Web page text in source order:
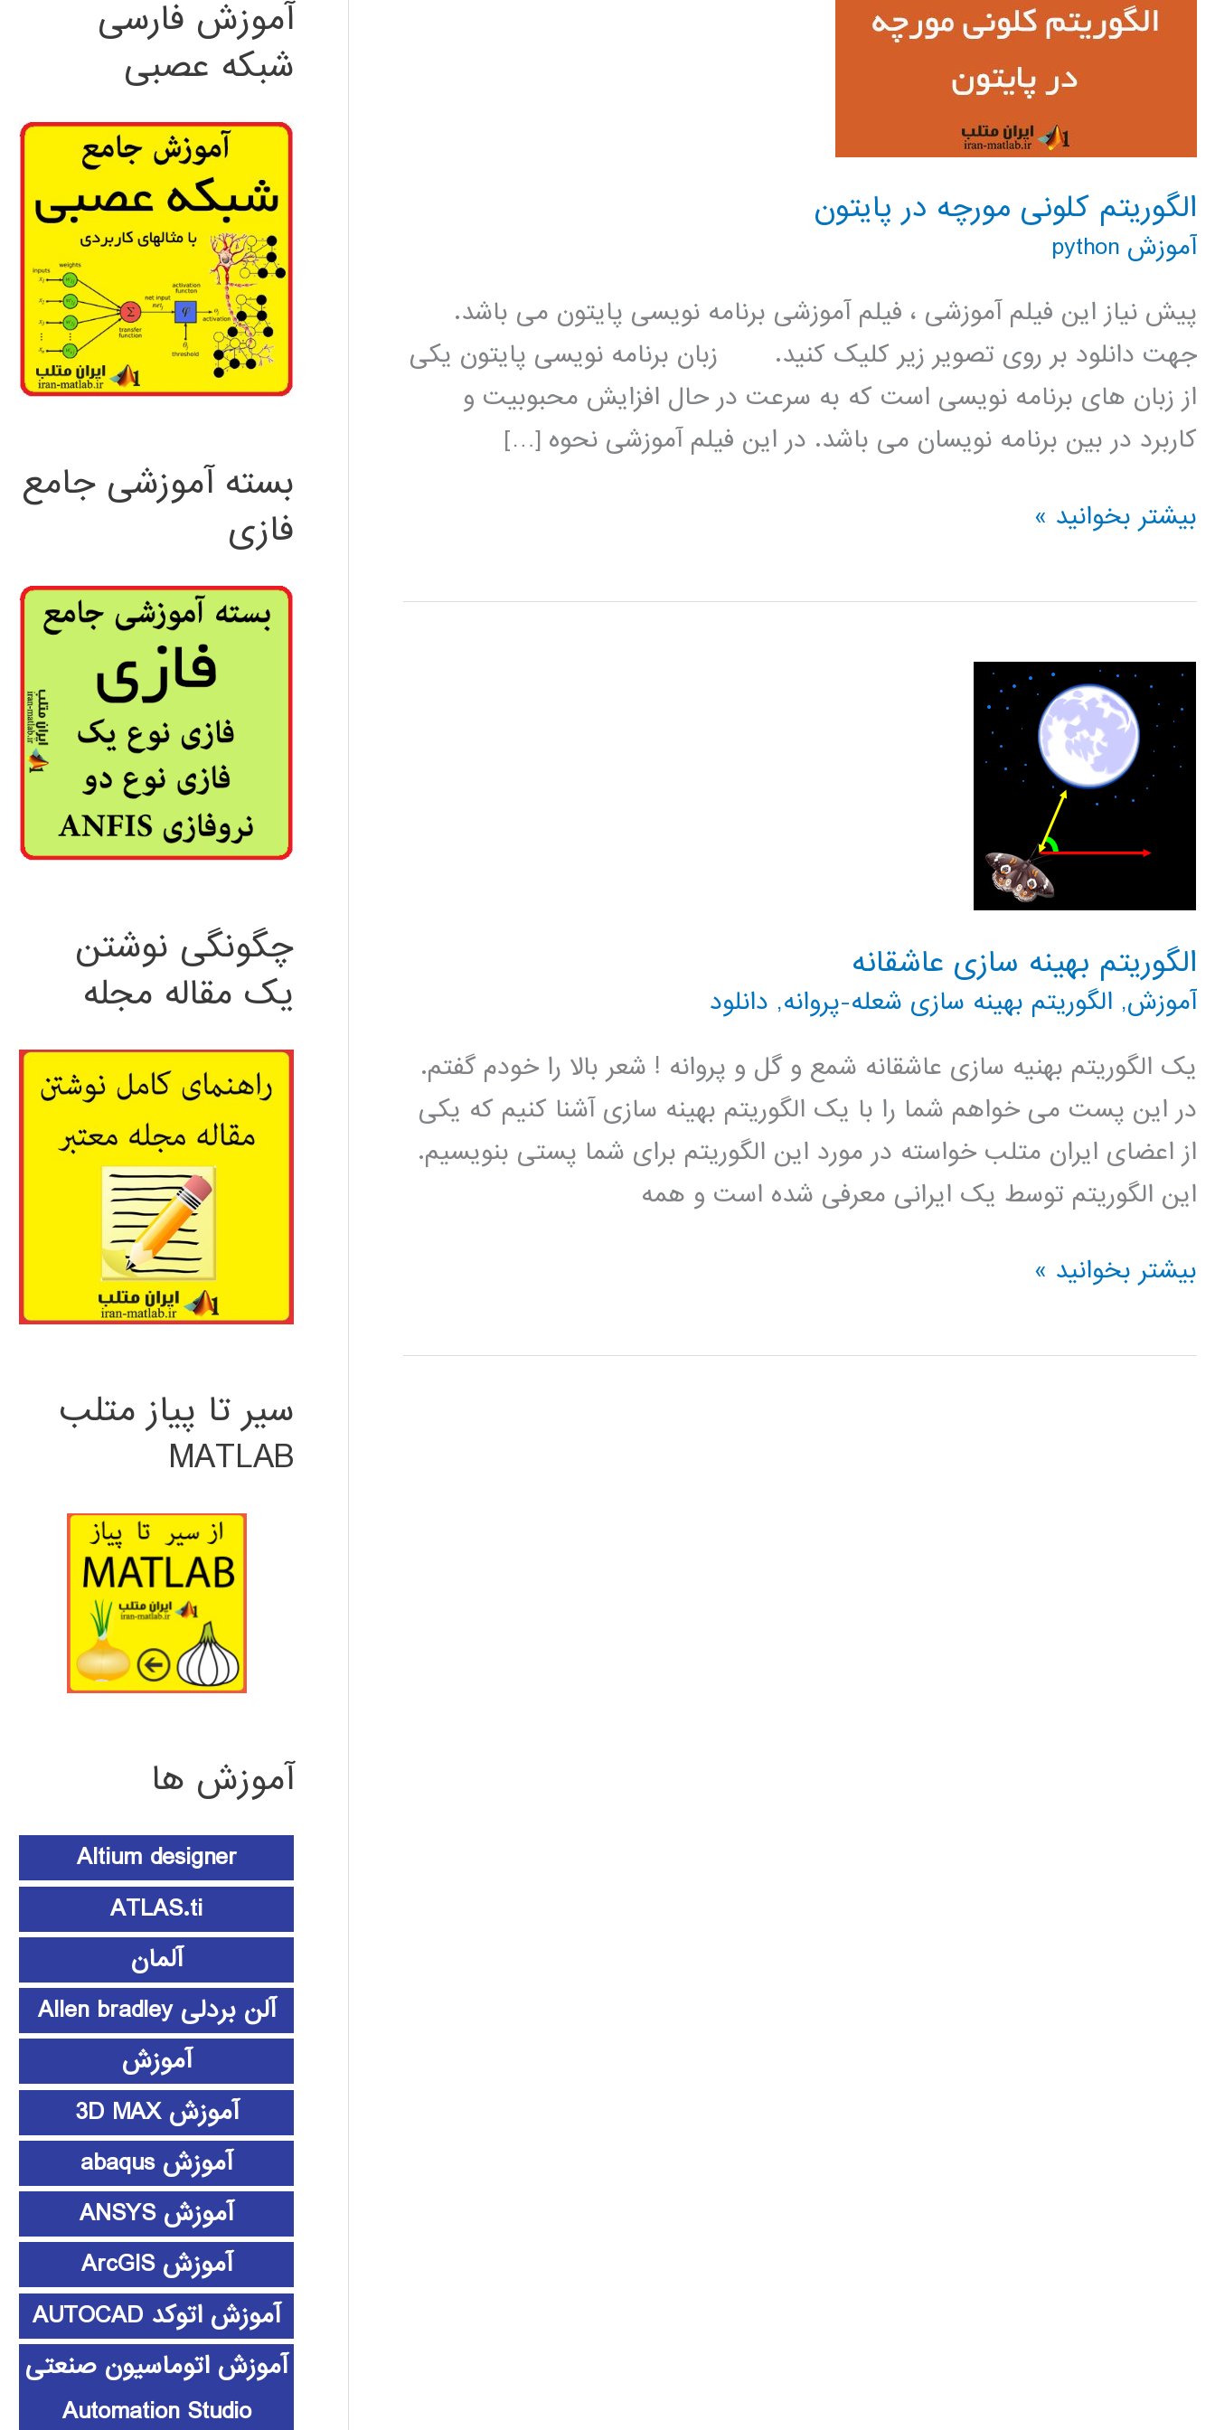
الگوریتم کلونی مورچه در پایتون
آموزش python
پیش نیاز این فیلم آموزشی ، فیلم آموزشی برنامه نویسی پایتون می باشد.
جهت دانلود بر روی تصویر زیر کلیک کنید. زبان برنامه نویسی پایتون یکی
از زبان های برنامه نویسی است که به سرعت در حال افزایش محبوبیت و
کاربرد در بین برنامه نویسان می باشد. در این فیلم آموزشی نحوه […]
الگوریتم
مورچه
پایتون
بیشتر بخوانید »
الگوریتم بهینه سازی عاشقانه
آموزش, الگوریتم بهینه سازی شعله-پروانه, دانلود
یک الگوریتم بهنیه سازی عاشقانه شمع و گل و پروانه ! شعر بالا را خودم گفتم.
در این پست می خواهم شما را با یک الگوریتم بهینه سازی آشنا کنیم که یکی
از اعضای ایران متلب خواسته در مورد این الگوریتم برای شما پستی بنویسیم.
این الگوریتم توسط یک ایرانی معرفی شده است و همه
الگوریتم
سازی
بیشتر بخوانید »
آموزش فارسی
شبکه عصبی
بسته آموزشی جامع
فازی
چگونگی نوشتن
یک مقاله مجله
سیر تا پیاز متلب
MATLAB
آموزش ها
Altium designer
ATLAS.ti
آلمان
آلن بردلی Allen bradley
آموزش
آموزش 3D MAX
آموزش abaqus
آموزش ANSYS
آموزش ArcGIS
آموزش اتوکد AUTOCAD
آموزش اتوماسیون صنعتی
Automation Studio